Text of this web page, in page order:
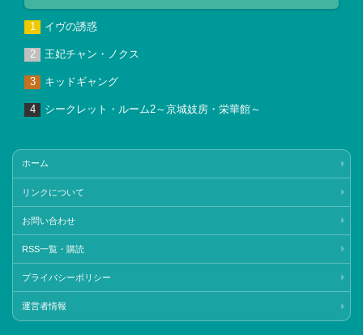
イヴの誘惑
王妃チャン・ノクス
キッドギャング
シークレット・ルーム2～京城妓房・栄華館～
ホーム
リンクについて
お問い合わせ
RSS一覧・購読
プライバシーポリシー
運営者情報